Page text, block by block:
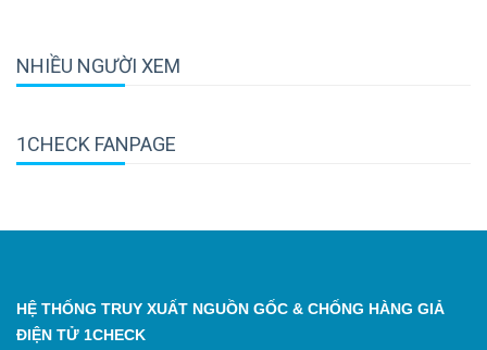
NHIỀU NGƯỜI XEM
1CHECK FANPAGE
HỆ THỐNG TRUY XUẤT NGUỒN GỐC & CHỐNG HÀNG GIẢ
ĐIỆN TỬ 1CHECK